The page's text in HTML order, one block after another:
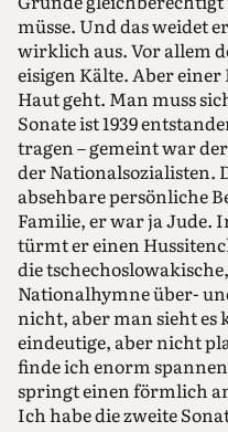
müsse. Und das weidet
wirklich aus. Vor allem
eisigen Kälte. Aber
Haut geht. Man muss
Sonate ist 1939
tragen – gemeint war
der Nationalsozialisten.
absehbare persönliche
Familie, er war ja Jude.
türmt er einen
die
Nationalhymne über-
nicht, aber man sieht es
eindeutige, aber nicht
finde ich enorm
springt einen förmlich
Ich habe die zweite